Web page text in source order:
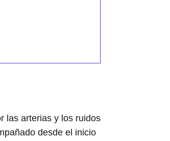
las arterias y los ruidos
desde el inicio